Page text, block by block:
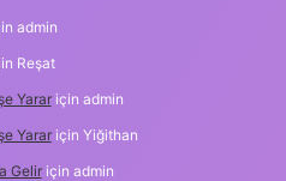
admin
Reşat
Yarariçin admin
Yarariçin Yiğithan
Geliriçin admin